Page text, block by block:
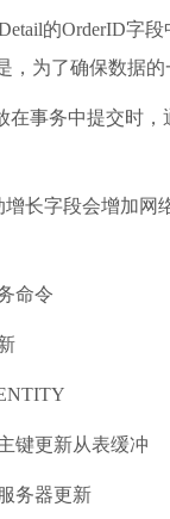
的OrderID字
，为了确保数据
在事务中提交时
长字段会增加网
命令
键更新从表缓冲
务器更新